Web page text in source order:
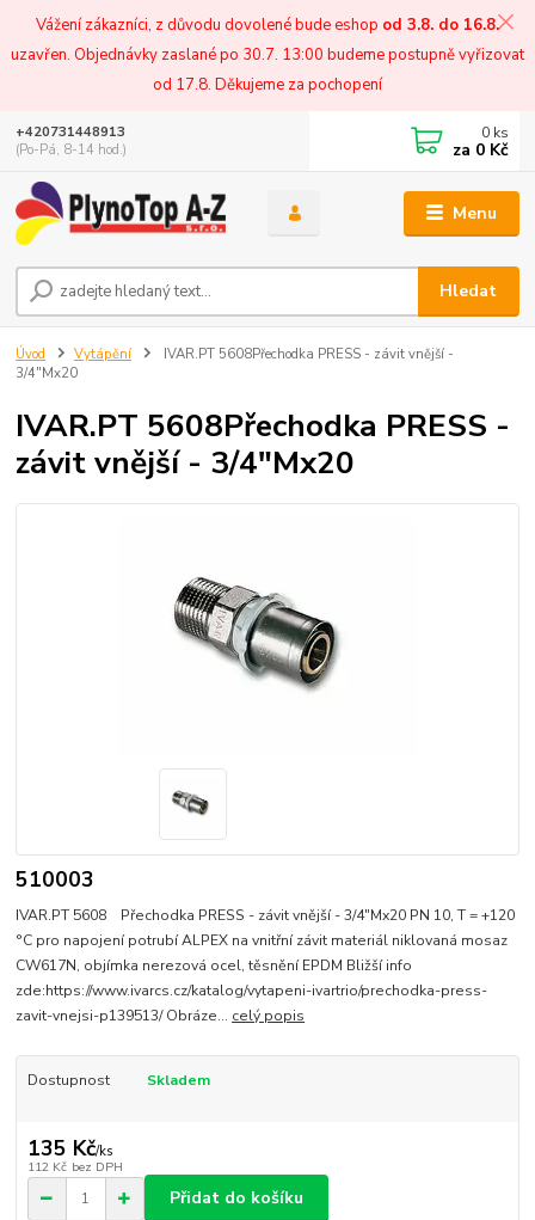
Vážení zákazníci, z důvodu dovolené bude eshop od 3.8. do 16.8.
uzavřen. Objednávky zaslané po 30.7. 13:00 budeme postupně vyřizovat
od 17.8. Děkujeme za pochopení
Menu
Hledat
+420731448913
(Po-Pá, 8-14 hod.)
0 ks
za 0 Kč
Úvod Vytápění
IVAR.PT 5608Přechodka PRESS - závit vnější -
3/4"Mx20
IVAR.PT 5608Přechodka PRESS -
závit vnější - 3/4"Mx20
510003
IVAR.PT 5608 Přechodka PRESS - závit vnější - 3/4"Mx20 PN 10, T = +120
°C pro napojení potrubí ALPEX na vnitřní závit materiál niklovaná mosaz
CW617N, objímka nerezová ocel, těsnění EPDM Bližší info
zde:https://www.ivarcs.cz/katalog/vytapeni-ivartrio/prechodka-press-
zavit-vnejsi-p139513/ Obráze... celý popis
Dostupnost Skladem
135 Kč/ks
112 Kč bez DPH
Přidat do košíku